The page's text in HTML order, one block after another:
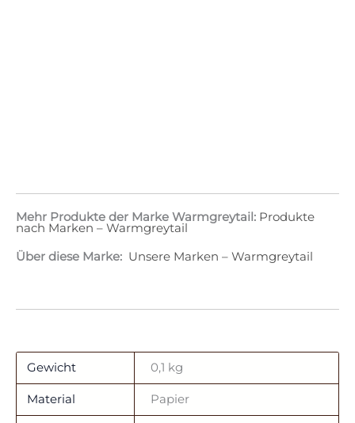
Mehr Produkte der Marke Warmgreytail: Produkte
nach Marken – Warmgreytail
Über diese Marke: Unsere Marken – Warmgreytail
Gewicht 0,1 kg
Material Papier